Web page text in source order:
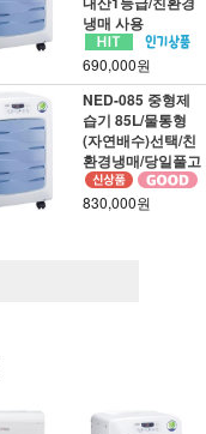
냉매 사용
690,000원
NED-085 중형제
습기 85L/물통형
(자연배수)선택/친
환경냉매/당일풀고
830,000원